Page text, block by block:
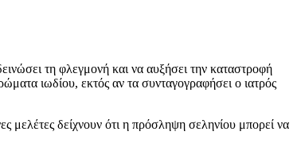
τη φλεγμονή και να αυξήσει την καταστροφή
ιωδίου, εκτός αν τα συνταγογραφήσει ο ιατρός
μελέτες δείχνουν ότι η πρόσληψη σεληνίου μπορεί να